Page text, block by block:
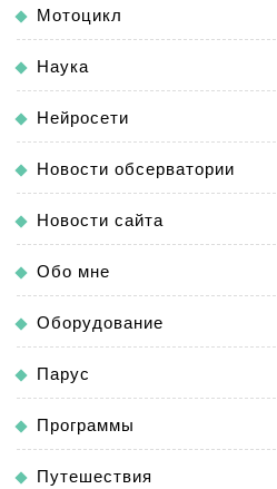
Мотоцикл
Наука
Нейросети
Новости обсерватории
Новости сайта
Обо мне
Оборудование
Парус
Программы
Путешествия